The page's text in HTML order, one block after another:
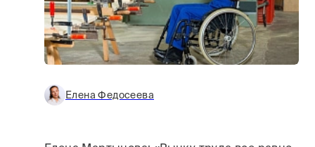
Елена Федосеева